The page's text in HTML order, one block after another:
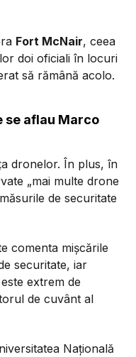
Fort McNair, ceea
doi oficiali în locuri
să rămână acolo.
se aflau Marco
dronelor. În plus, în
„mai multe drone
de securitate
comenta mișcările
securitate, iar
extrem de
de cuvânt al
Națională